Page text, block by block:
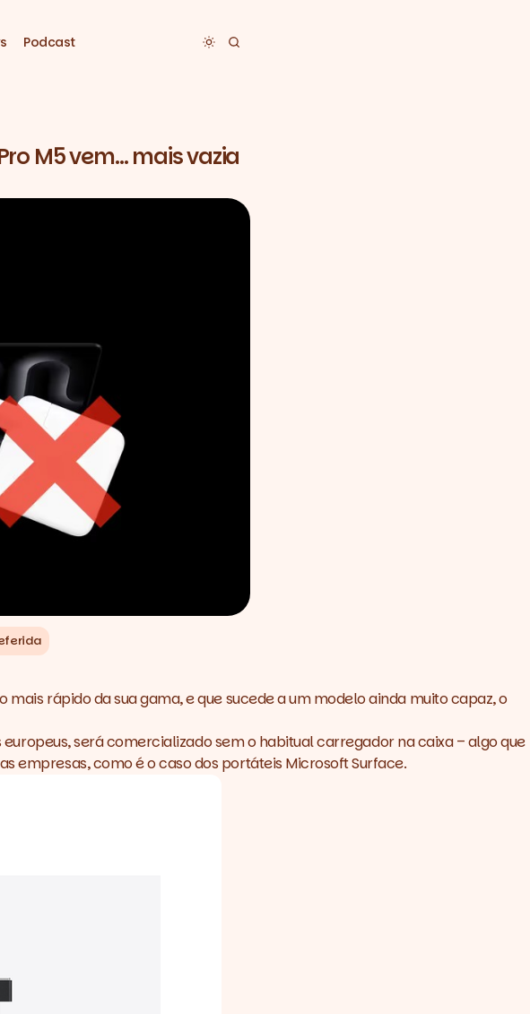
Podcast Toggle dark mode
M5 vem… mais vazia
mais rápido da sua gama, e que sucede a um modelo ainda muito capaz, o
será comercializado sem o habitual carregador na caixa – algo que
empresas, como é o caso dos portáteisMicrosoft Surface.